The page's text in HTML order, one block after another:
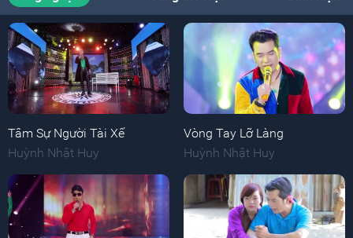
Tâm Sự Người Tài Xế
Huỳnh Nhật Huy
Vòng Tay Lỡ Làng
Huỳnh Nhật Huy